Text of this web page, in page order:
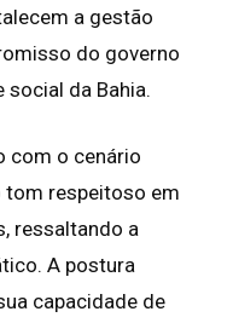
a gestão
do governo
da Bahia.
com o cenário
tom respeitoso em
ressaltando a
A postura
capacidade de